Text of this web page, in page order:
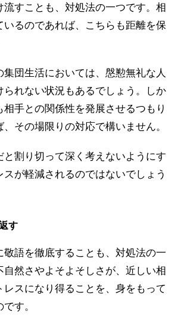
流すことも、対処法の一つです。相
いるのであれば、こちらも距離を保
団生活においては、慇懃無礼な人
られない状況もあるでしょう。しか
相手との関係性を発展させるつもり
その場限りの対応で構いません。
と割り切って深く考えないようにす
スが軽減されるのではないでしょう
す
敬語を徹底することも、対処法の一
自然さやよそよそしさが、近しい相
スになり得ることを、身をもって
す。